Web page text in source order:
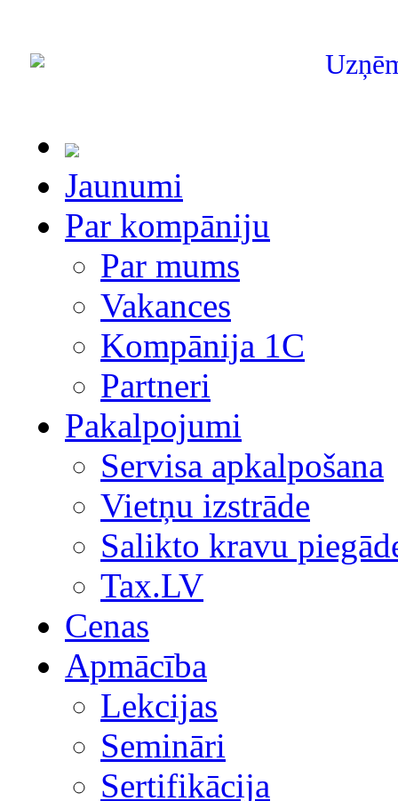
Jaunumi
Par kompāniju
Par mums
Vakances
Kompānija 1С
Partneri
Pakalpojumi
Servisa apkalpošana
Vietņu izstrāde
Salikto kravu
Tax.LV
Cenas
Apmācība
Lekcijas
Semināri
Sertifikācija